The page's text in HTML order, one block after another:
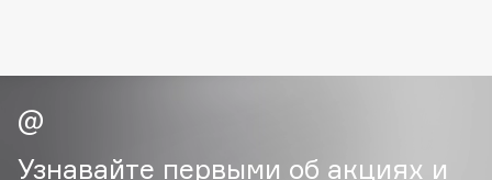
Узнавайте первыми об акциях и